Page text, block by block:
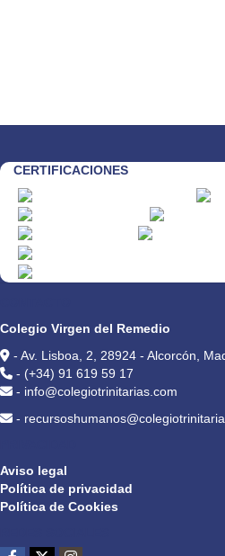
CERTIFICACIONES
Colegio Virgen del Remedio
- Av. Lisboa, 2, 28924 - Alcorcón,
- (+34) 91 619 59 17
- info@colegiotrinitarias.com
-
Aviso legal
Política de privacidad
Política de Cookies